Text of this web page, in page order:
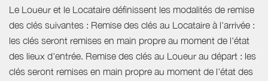
Le Loueur et le Locataire définissent les modalités de remise
des clés suivantes : Remise des clés au Locataire à l'arrivée :
les clés seront remises en main propre au moment de l'état
des lieux d'entrée. Remise des clés au Loueur au départ : les
clés seront remises en main propre au moment de l'état des